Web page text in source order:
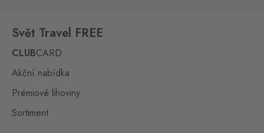
Svět Travel FREE
CLUBCARD
Akční nabídka
Prémiové lihoviny
Sortiment